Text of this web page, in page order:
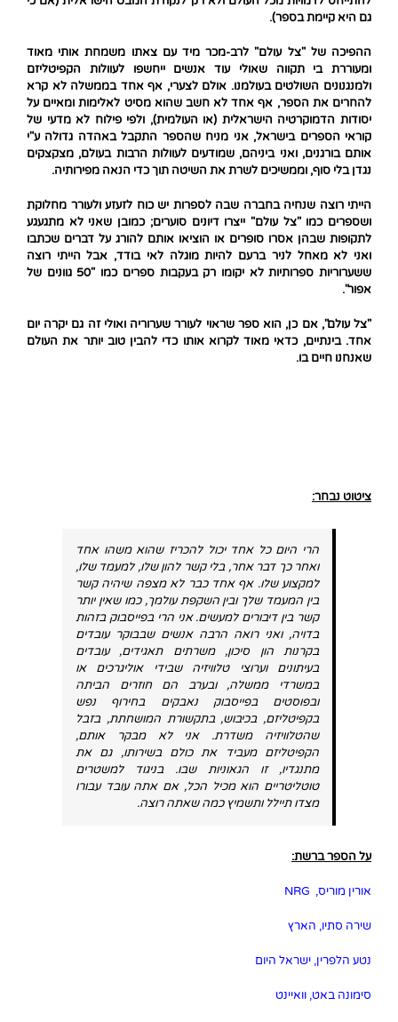
גם היא קיימת בספר).
ההפיכה של "צל עולם" לרב-מכר מיד עם צאתו משמחת אותי מאוד
ומעוררת בי תקווה שאולי עוד אנשים ייחשפו לעוולות הקפיטליזם
ולמנגנונים השולטים בעולמנו. אולם לצערי, אף אחד בממשלה לא קרא
להחרים את הספר, אף אחד לא חשב שהוא מסיט לאלימות ומאיים על
יסודות הדמוקרטיה הישראלית (או העולמית), ולפי פילוח לא מדעי של
קוראי הספרים בישראל, אני מניח שהספר התקבל באהדה גדולה ע"י
אותם בורגנים, ואני ביניהם, שמודעים לעוולות הרבות בעולם, מצקצקים
נגדן בלי סוף, וממשיכים לשרת את השיטה תוך כדי הנאה מפירותיה.
הייתי רוצה שנחיה בחברה שבה לספרות יש כוח לזעזע ולעורר מחלוקת
ושספרים כמו "צל עולם" ייצרו דיונים סוערים; כמובן שאני לא מתגעגע
לתקופות שבהן אסרו סופרים או הוציאו אותם להורג על דברים שכתבו
ואני לא מאחל לניר ברעם להיות מוגלה לאי בודד, אבל הייתי רוצה
ששערוריות ספרותיות לא יקומו רק בעקבות ספרים כמו "50 גוונים של
אפור".
"צל עולם", אם כן, הוא ספר שראוי לעורר שערוריה ואולי זה גם יקרה יום
אחד. בינתיים, כדאי מאוד לקרוא אותו כדי להבין טוב יותר את העולם
שאנחנו חיים בו.
ציטוט נבחר:
הרי היום כל אחד יכול להכריז שהוא משהו אחד
ואחר כך דבר אחר, בלי קשר להון שלו, למעמד שלו,
למקצוע שלו. אף אחד כבר לא מצפה שיהיה קשר
בין המעמד שלך ובין השקפת עולמך, כמו שאין יותר
קשר בין דיבורים למעשים. אני הרי בפייסבוק בזהות
בדויה, ואני רואה הרבה אנשים שבבוקר עובדים
בקרנות הון סיכון, משרתים תאגידים, עובדים
בעיתונים וערוצי טלוויזיה שבידי אוליגרכים או
במשרדי ממשלה, ובערב הם חוזרים הביתה
ובפוסטים בפייסבוק נאבקים בחירוף נפש
בקפיטליזם, בכיבוש, בתקשורת המושחתת, בזבל
שהטלוויזיה משדרת. אני לא מבקר אותם,
הקפיטליזם מעביד את כולם בשירותו, גם את
מתנגדיו, זו הגאוניות שבו. בניגוד למשטרים
טוטליטריים הוא מכיל הכל, אם אתה עובד עבורו
מצדו תיילל ותשמיץ כמה שאתה רוצה.
על הספר ברשת:
אורין מוריס, NRG
שירה סתיו, הארץ
נטע הלפרין, ישראל היום
סימונה באט, וואיינט